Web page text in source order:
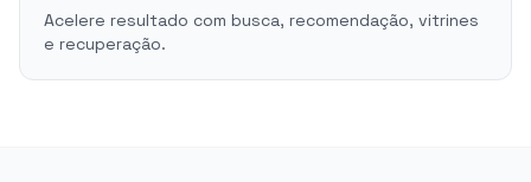
Acelere resultado com busca, recomendação, vitrines
e recuperação.